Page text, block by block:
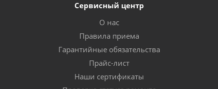
Сервисный центр
О нас
Правила приема
Гарантийные обязательства
Прайс-лист
Наши сертификаты